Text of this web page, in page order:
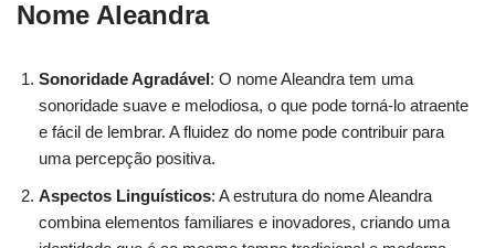
Nome Aleandra
Sonoridade Agradável: O nome Aleandra tem uma
sonoridade suave e melodiosa, o que pode torná-lo atraente
e fácil de lembrar. A fluidez do nome pode contribuir para
uma percepção positiva.
Aspectos Linguísticos: A estrutura do nome Aleandra
combina elementos familiares e inovadores, criando uma